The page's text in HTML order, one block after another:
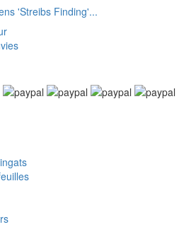
'Streibs Finding'...